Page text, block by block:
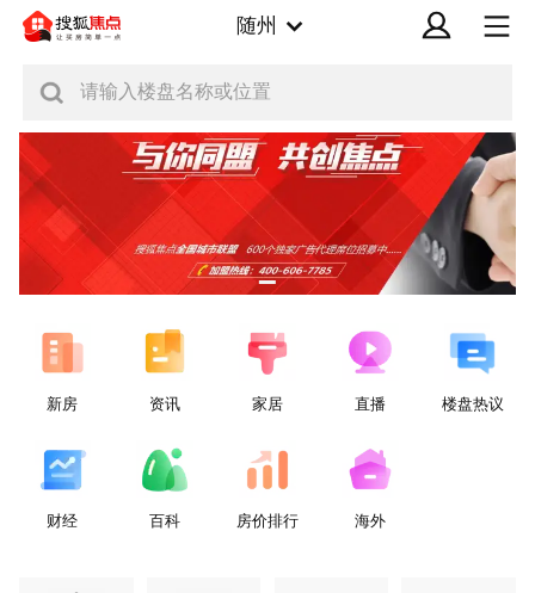
随州
请输入楼盘名称或位置
新房 资讯 家居 直播 楼盘热议
财经 百科 房价排行 海外